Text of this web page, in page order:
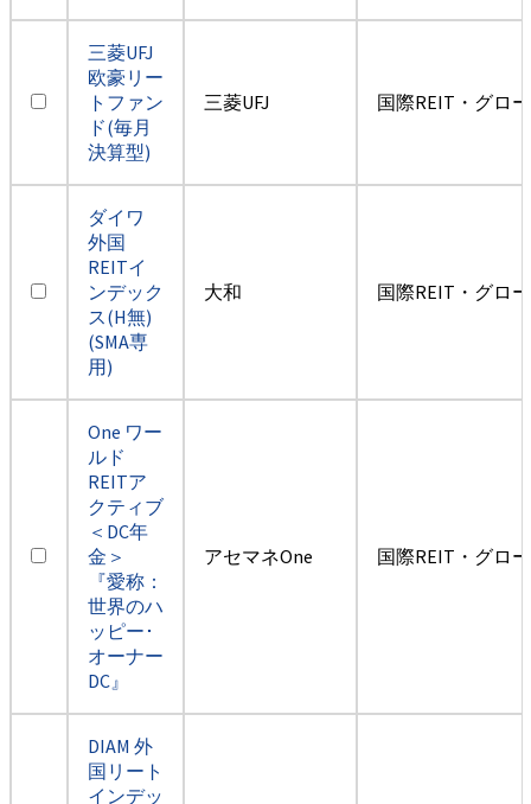
三菱UFJ
欧豪リー
トファン
ド(毎月
決算型)
三菱UFJ 国際REIT・グロ
ダイワ
外国
REITイ
ンデック
ス(H無)
(SMA専
用)
大和 国際REIT・グロ
One ワー
ルド
REITア
クティブ
＜DC年
金＞
『愛称：
世界のハ
ッピー･
オーナー
DC』
アセマネOne 国際REIT・グロ
DIAM 外
国リート
インデッ